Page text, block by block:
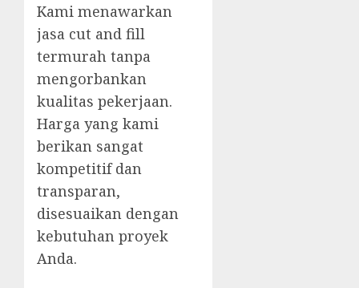
Kami menawarkan
jasa cut and fill
termurah tanpa
mengorbankan
kualitas pekerjaan.
Harga yang kami
berikan sangat
kompetitif dan
transparan,
disesuaikan dengan
kebutuhan proyek
Anda.